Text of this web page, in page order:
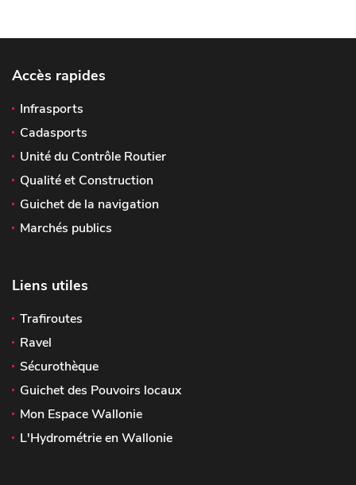
Accès rapides
Infrasports
Cadasports
Unité du Contrôle Routier
Qualité et Construction
Guichet de la navigation
Marchés publics
Liens utiles
Trafiroutes
Ravel
Sécurothèque
Guichet des Pouvoirs locaux
Mon Espace Wallonie
L'Hydrométrie en Wallonie